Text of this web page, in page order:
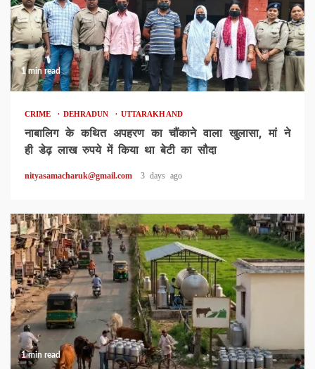
1 min read
CRIME DEHRADUN UTTARAKHAND
नाबालिग के कथित अपहरण का चौंकाने वाला खुलासा, मां ने
ही डेढ़ लाख रुपये में किया था बेटी का सौदा
nityasamacharuk@gmail.com 3 days ago
1 min read